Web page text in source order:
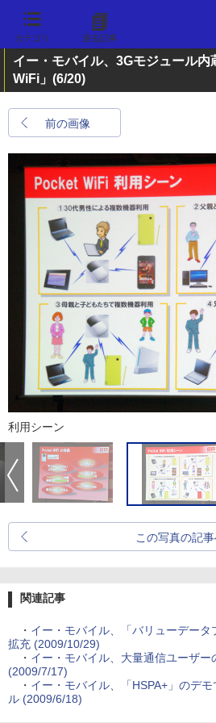
カテゴリ 過去記事
イー・モバイル、3Gモジュール
WiFi」 (6/20)
前の画像
利用シーン
この写真の記
関連記事
・ イー・モバイル、「バリューデータ
拡充 (2009/10/29)
・ イー・モバイル、大量通信ユーザ
(2009/7/17)
・ イー・モバイル、「HSPA+」のデ
ル (2009/6/18)